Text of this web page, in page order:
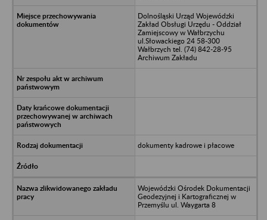
Dolnośląski Urząd Wojewódzki
Zakład Obsługi Urzędu - Oddział
Zamiejscowy w Wałbrzychu
ul.Słowackiego 24 58-300
Wałbrzych tel. (74) 842-28-95
Archiwum Zakładu
dokumenty kadrowe i płacowe
Wojewódzki Ośrodek Dokumentacji
Geodezyjnej i Kartograficznej w
Przemyślu ul. Waygarta 8